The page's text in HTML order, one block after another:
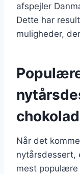
afspejler
Dette har
muligheder,
Når det
nytårsdessert,
mest populære